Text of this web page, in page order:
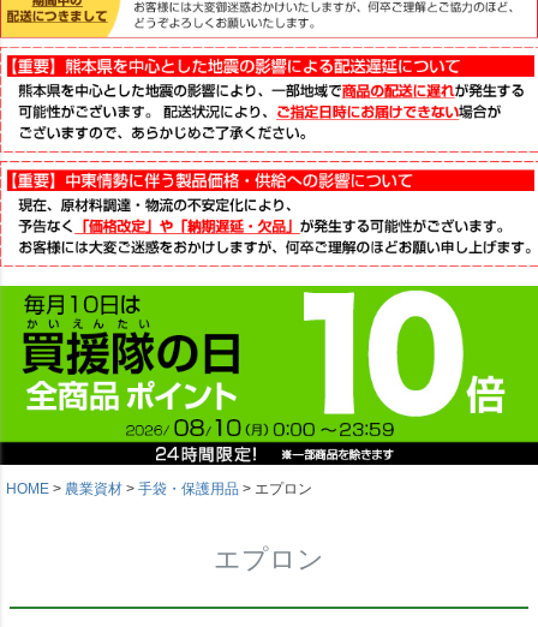
HOME 農業資材 手袋・保護用品 エプロン
エプロン